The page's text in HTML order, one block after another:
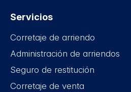
Servicios
Corretaje de arriendo
Administración de arriendos
Seguro de restitución
Corretaje de venta